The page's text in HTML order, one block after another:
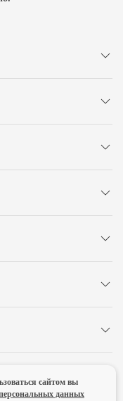
Оферта
сайтом вы
данных